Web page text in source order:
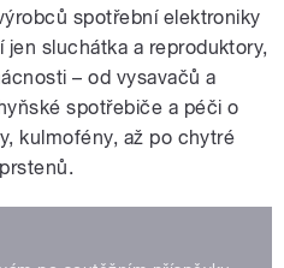
spotřební elektroniky
jen sluchátka a reproduktory,
– od vysavačů a
spotřebiče a péči o
kulmofény, až po chytré